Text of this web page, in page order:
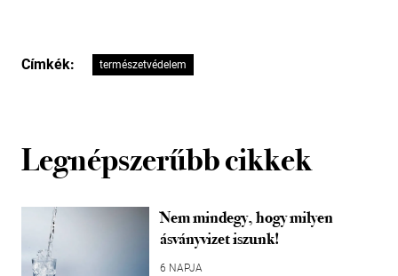
Címkék: természetvédelem
Legnépszerűbb cikkek
Nem mindegy, hogy milyen
ásványvizet iszunk!
6 NAPJA